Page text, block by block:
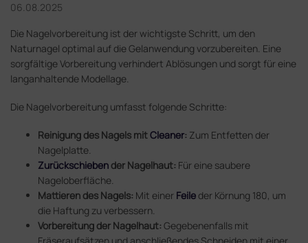
06.08.2025
Die Nagelvorbereitung ist der wichtigste Schritt, um den
Naturnagel optimal auf die Gelanwendung vorzubereiten. Eine
sorgfältige Vorbereitung verhindert Ablösungen und sorgt für eine
langanhaltende Modellage.
Die Nagelvorbereitung umfasst folgende Schritte:
Reinigung des Nagels mitCleaner: Zum Entfetten der
Nagelplatte.
Zurückschieben der Nagelhaut: Für eine saubere
Nageloberfläche.
Mattieren des Nagels: Mit einer Feile der Körnung 180, um
die Haftung zu verbessern.
Vorbereitung der Nagelhaut: Gegebenenfalls mit